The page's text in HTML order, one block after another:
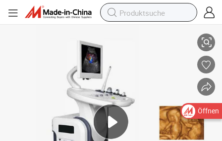
Öffnen